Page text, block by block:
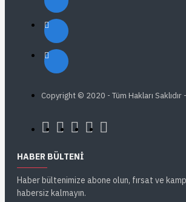
Copyright © 2020 - Tüm Hakları Saklıdır -
HABER BÜLTENI
Haber bültenimize abone olun, fırsat ve
habersiz kalmayın.